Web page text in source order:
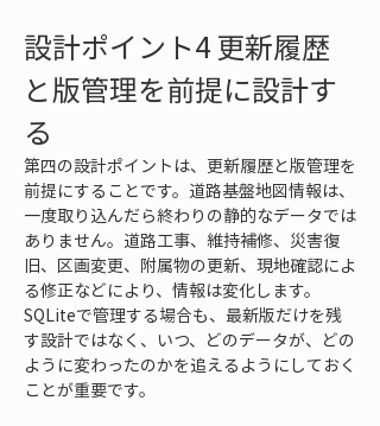
設計ポイント4 更新履歴
と版管理を前提に設計す
る
第四の設計ポイントは、更新履歴と版管理を
前提にすることです。道路基盤地図情報は、
一度取り込んだら終わりの静的なデータでは
ありません。道路工事、維持補修、災害復
旧、区画変更、附属物の更新、現地確認によ
る修正などにより、情報は変化します。
SQLiteで管理する場合も、最新版だけを残
す設計ではなく、いつ、どのデータが、どの
ように変わったのかを追えるようにしておく
ことが重要です。